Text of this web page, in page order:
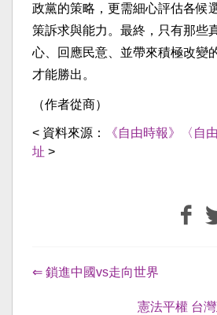
政黨的策略，更需細心評估各候
策訴求與能力。最終，只有那些
心、回應民意、並帶來積極改變
才能勝出。
（作者從商）
< 資料來源： 《自由時報》〈自
址 >
⇐ 鎖進中國vs走向世界
憲法平權 台